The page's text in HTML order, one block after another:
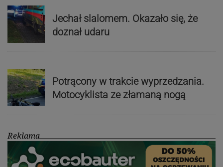
Jechał slalomem. Okazało się, że
doznał udaru
Potrącony w trakcie wyprzedzania.
Motocyklista ze złamaną nogą
Reklama